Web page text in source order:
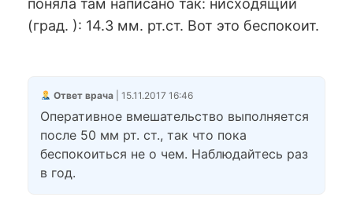
поняла там написано так: нисходящий
(град. ): 14.3 мм. рт.ст. Вот это беспокоит.
Ответ врача| 15.11.2017 16:46
Оперативное вмешательство выполняется
после 50 мм рт. ст., так что пока
беспокоиться не о чем. Наблюдайтесь раз
в год.